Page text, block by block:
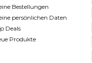
Bestellungen
persönlichen Daten
Deals
Produkte